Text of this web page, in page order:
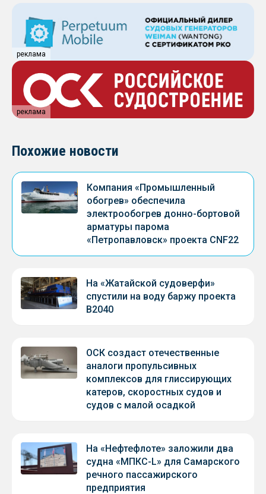
реклама
реклама
Похожие новости
Компания «Промышленный
обогрев» обеспечила
электрообогрев донно-бортовой
арматуры парома
«Петропавловск» проекта CNF22
На «Жатайской судоверфи»
спустили на воду баржу проекта
В2040
ОСК создаст отечественные
аналоги пропульсивных
комплексов для глиссирующих
катеров, скоростных судов и
судов с малой осадкой
На «Нефтефлоте» заложили два
судна «МПКС-L» для Самарского
речного пассажирского
предприятия